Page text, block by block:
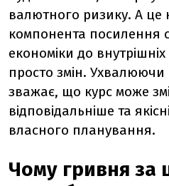
валютного ризику. А це
компонента посилення
економіки до
просто змін. Ухвалюючи
зважає, що курс може
відповідальніше та
власного планування.
Чому гривня за